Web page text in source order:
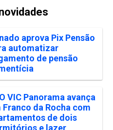
aprova Pix Pensão
automatizar
de pensão
VIC Panorama avança
Franco da Rocha com
de dois
e lazer